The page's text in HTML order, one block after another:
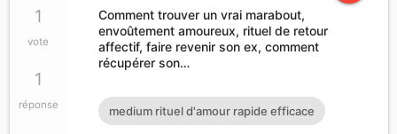
1
vote
1
réponse
Comment trouver un vrai marabout,
envoûtement amoureux, rituel de retour
affectif, faire revenir son ex, comment
récupérer son…
medium rituel d'amour rapide efficace